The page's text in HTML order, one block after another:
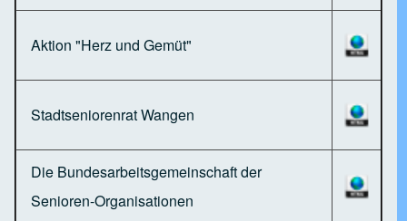
Aktion "Herz und Gemüt"
Stadtseniorenrat Wangen
Die Bundesarbeitsgemeinschaft der
Senioren-Organisationen